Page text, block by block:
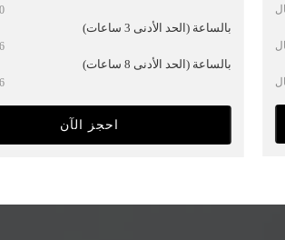
10
بالساعة (الحد الأدنى 3 ساعات)
36
بالساعة (الحد الأدنى 8 ساعات)
96
احجز الآن